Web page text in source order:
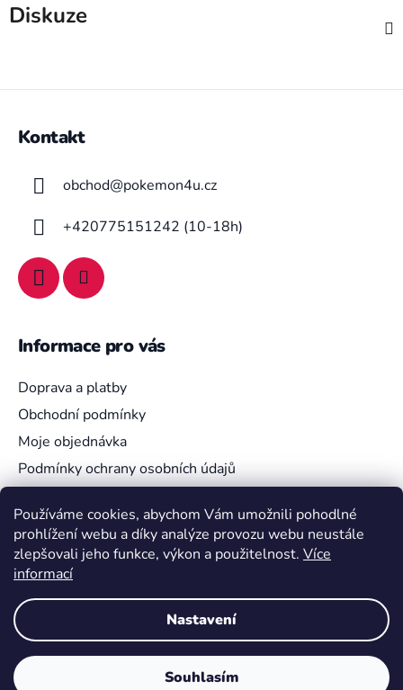
Používáme cookies, abychom Vám umožnili pohodlné
prohlížení webu a díky analýze provozu webu neustále
zlepšovali jeho funkce, výkon a použitelnost. Více
informací
Nastavení
Souhlasím
Diskuze
Kontakt
obchod@pokemon4u.cz
+420775151242 (10-18h)
Informace pro vás
Doprava a platby
Obchodní podmínky
Moje objednávka
Podmínky ochrany osobních údajů
Vyhledávání
HLEDAT
Vytvořil Shoptet